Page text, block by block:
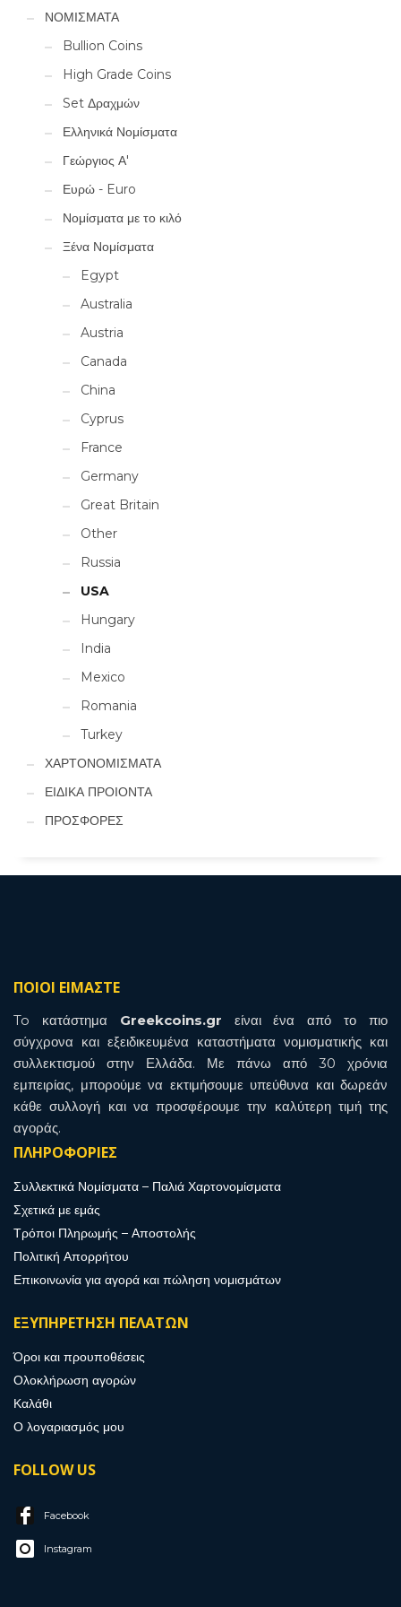
ΝΟΜΙΣΜΑΤΑ
Bullion Coins
High Grade Coins
Set Δραχμών
Ελληνικά Νομίσματα
Γεώργιος Α'
Ευρώ - Euro
Νομίσματα με το κιλό
Ξένα Νομίσματα
Egypt
Australia
Austria
Canada
China
Cyprus
France
Germany
Great Britain
Other
Russia
USA
Hungary
India
Mexico
Romania
Turkey
ΧΑΡΤΟΝΟΜΙΣΜΑΤΑ
ΕΙΔΙΚΑ ΠΡΟΙΟΝΤΑ
ΠΡΟΣΦΟΡΕΣ
ΠΟΙΟΙ ΕΙΜΑΣΤΕ
To κατάστημα Greekcoins.gr είναι ένα από το πιο
σύγχρονα και εξειδικευμένα καταστήματα νομισματικής και
συλλεκτισμού στην Ελλάδα. Με πάνω από 30 χρόνια
εμπειρίας, μπορούμε να εκτιμήσουμε υπεύθυνα και δωρεάν
κάθε συλλογή και να προσφέρουμε την καλύτερη τιμή της
αγοράς.
ΠΛΗΡΟΦΟΡΙΕΣ
Συλλεκτικά Νομίσματα – Παλιά Χαρτονομίσματα
Σχετικά με εμάς
Τρόποι Πληρωμής – Αποστολής
Πολιτική Απορρήτου
Επικοινωνία για αγορά και πώληση νομισμάτων
ΕΞΥΠΗΡΕΤΗΣΗ ΠΕΛΑΤΩΝ
Όροι και προυποθέσεις
Ολοκλήρωση αγορών
Καλάθι
Ο λογαριασμός μου
FOLLOW US
Facebook
Instagram